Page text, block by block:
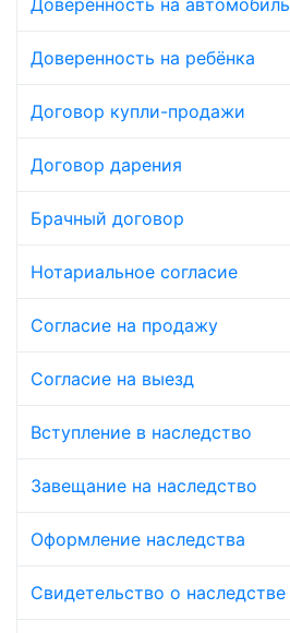
Доверенность на автомобиль
Доверенность на ребёнка
Договор купли-продажи
Договор дарения
Брачный договор
Нотариальное согласие
Согласие на продажу
Согласие на выезд
Вступление в наследство
Завещание на наследство
Оформление наследства
Свидетельство о наследстве